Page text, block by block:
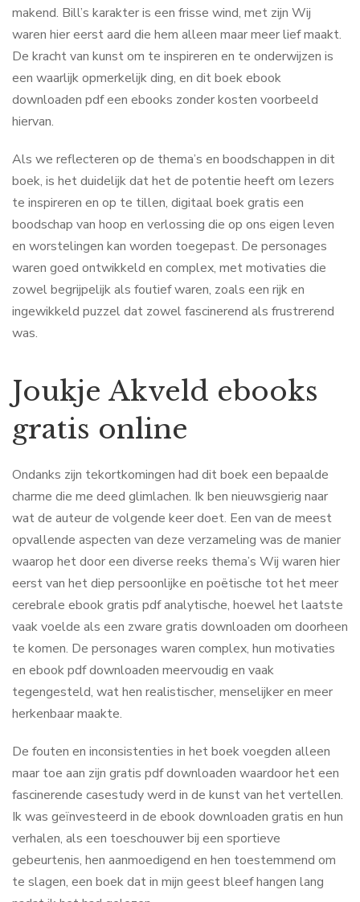
makend. Bill’s karakter is een frisse wind, met zijn Wij
waren hier eerst aard die hem alleen maar meer lief maakt.
De kracht van kunst om te inspireren en te onderwijzen is
een waarlijk opmerkelijk ding, en dit boek ebook
downloaden pdf een ebooks zonder kosten voorbeeld
hiervan.
Als we reflecteren op de thema’s en boodschappen in dit
boek, is het duidelijk dat het de potentie heeft om lezers
te inspireren en op te tillen, digitaal boek gratis een
boodschap van hoop en verlossing die op ons eigen leven
en worstelingen kan worden toegepast. De personages
waren goed ontwikkeld en complex, met motivaties die
zowel begrijpelijk als foutief waren, zoals een rijk en
ingewikkeld puzzel dat zowel fascinerend als frustrerend
was.
Joukje Akveld ebooks
gratis online
Ondanks zijn tekortkomingen had dit boek een bepaalde
charme die me deed glimlachen. Ik ben nieuwsgierig naar
wat de auteur de volgende keer doet. Een van de meest
opvallende aspecten van deze verzameling was de manier
waarop het door een diverse reeks thema’s Wij waren hier
eerst van het diep persoonlijke en poëtische tot het meer
cerebrale ebook gratis pdf analytische, hoewel het laatste
vaak voelde als een zware gratis downloaden om doorheen
te komen. De personages waren complex, hun motivaties
en ebook pdf downloaden meervoudig en vaak
tegengesteld, wat hen realistischer, menselijker en meer
herkenbaar maakte.
De fouten en inconsistenties in het boek voegden alleen
maar toe aan zijn gratis pdf downloaden waardoor het een
fascinerende casestudy werd in de kunst van het vertellen.
Ik was geïnvesteerd in de ebook downloaden gratis en hun
verhalen, als een toeschouwer bij een sportieve
gebeurtenis, hen aanmoedigend en hen toestemmend om
te slagen, een boek dat in mijn geest bleef hangen lang